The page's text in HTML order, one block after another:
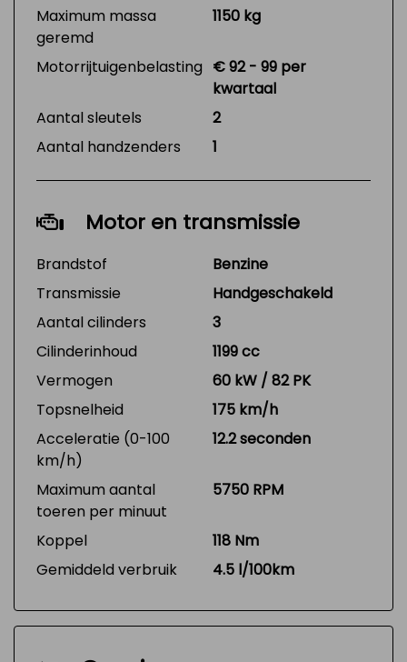
Maximum massa
geremd
1150 kg
Motorrijtuigenbelasting € 92 - 99 per
kwartaal
Aantal sleutels
2
Aantal handzenders
1
Motor en transmissie
Brandstof
Benzine
Transmissie
Handgeschakeld
Aantal cilinders
3
Cilinderinhoud
1199 cc
Vermogen
60 kW / 82 PK
Topsnelheid
175 km/h
Acceleratie (0-100
km/h)
12.2 seconden
Maximum aantal
toeren per minuut
5750 RPM
Koppel
118 Nm
Gemiddeld verbruik
4.5 l/100km